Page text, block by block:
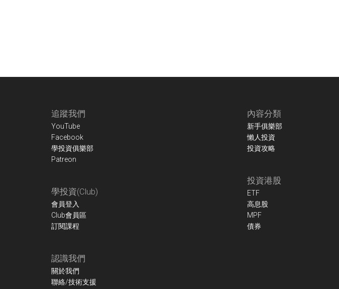
追蹤我們
YouTube
Facebook
學投資俱樂部
Patreon
學投資(Club)
會員登入
Club會員區
訂閱課程
認識我們
關於我們
聯絡/技術支援
內容分類
新手俱樂部
懶人投資
投資攻略
投資港股
ETF
高息股
MPF
債券